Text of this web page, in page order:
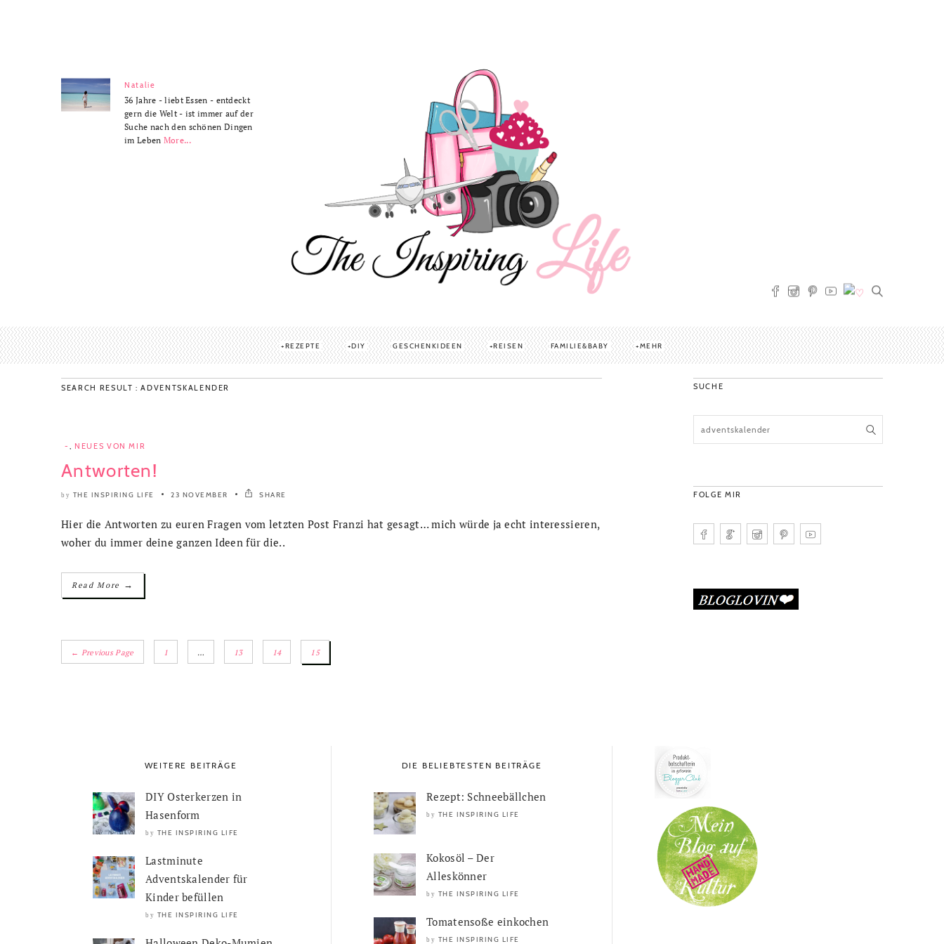
Natalie
36 Jahre - liebt Essen - entdeckt
gern die Welt - ist immer auf der
Suche nach den schönen Dingen
im Leben More...
REZEPTE DIY GESCHENKIDEEN REISEN FAMILIE&BABY MEHR
SEARCH RESULT : ADVENTSKALENDER
- NEUES VON MIR
Antworten!
by THE INSPIRING LIFE 23 NOVEMBER SHARE
Hier die Antworten zu euren Fragen vom letzten Post Franzi hat gesagt… mich würde ja echt interessieren,
woher du immer deine ganzen Ideen für die..
Read More →
← Previous Page 1 … 13 14 15
SUCHE
FOLGE MIR
WEITERE BEITRÄGE
DIY Osterkerzen in
Hasenform
by THE INSPIRING LIFE
Lastminute
Adventskalender für
Kinder befüllen
by THE INSPIRING LIFE
DIE BELIEBTESTEN BEITRÄGE
Rezept: Schneebällchen
by THE INSPIRING LIFE
Kokosöl – Der
Alleskönner
by THE INSPIRING LIFE
Tomatensoße einkochen
by THE INSPIRING LIFE